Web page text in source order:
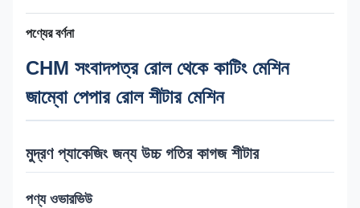
পণ্যের বর্ণনা
CHM সংবাদপত্র রোল থেকে কাটিং মেশিন
জাম্বো পেপার রোল শীটার মেশিন
মুদ্রণ প্যাকেজিং জন্য উচ্চ গতির কাগজ শীটার
পণ্য ওভারভিউ